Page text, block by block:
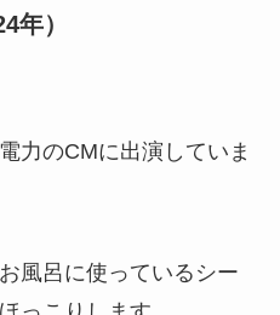
年）
力のCMに出演していま
風呂に使っているシー